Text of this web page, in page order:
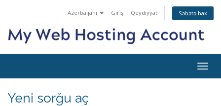
Azerbaijani Giriş Qeydiyyat Səbətə bax
keçid
Yeni sorğu aç